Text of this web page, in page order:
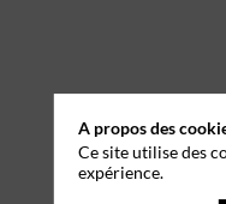
A propos des
Ce site utilise des
expérience.